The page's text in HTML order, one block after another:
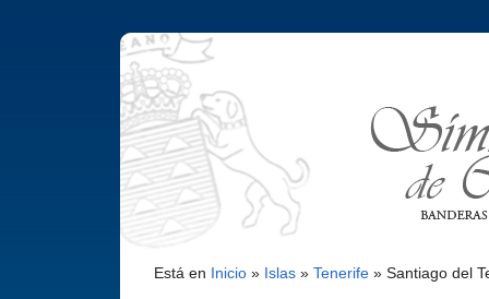
Está en Inicio» Islas» Tenerife» Santiago del